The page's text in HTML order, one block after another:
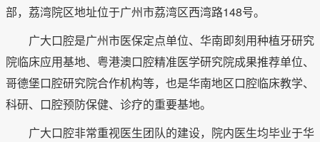
部，荔湾院区地址位于广州市荔湾区西湾路148号。
广大口腔是广州市医保定点单位、华南即刻用种植牙研究
院临床应用基地、粤港澳口腔精准医学研究院成果推荐单位、
哥德堡口腔研究院合作机构等，也是华南地区口腔临床教学、
科研、口腔预防保健、诊疗的重要基地。
广大口腔非常重视医生团队的建设，院内医生均毕业于华